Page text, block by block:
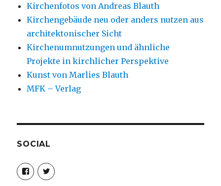
Kirchenfotos von Andreas Blauth
Kirchengebäude neu oder anders nutzen aus
architektonischer Sicht
Kirchenumnutzungen und ähnliche
Projekte in kirchlicher Perspektive
Kunst von Marlies Blauth
MFK – Verlag
SOCIAL
Profil
von
christoph.fleischer1
Profil
von
ChristophFl